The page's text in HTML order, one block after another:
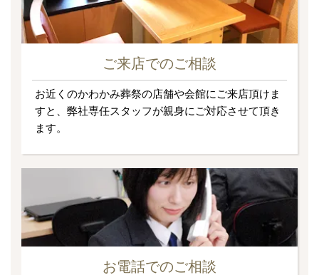
ご来店でのご相談
お近くのかわかみ葬祭の店舗や会館にご来店頂けま
すと、弊社専任スタッフが親身にご対応させて頂き
ます。
お電話でのご相談